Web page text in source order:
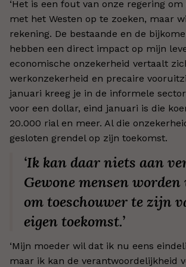
‘Het is een fout van onze regering
met het Westen op te zoeken, maar
rekening. De bestaande en de
hebben een direct impact op mijn
economische onzekerheid vertaalt
werkonzekerheid en precaire
januari kreeg je in de informele
voor een dollar, eind januari is die
20.000 rial en meer. Al die
gesloten grendel op zijn toekomst.
‘Ik kan daar niets aan
Gewone mensen
om toeschouwer te zijn
eigen toekomst.’
‘Mijn moeder wil dat ik nu eens
maar ik kan de verantwoordelijkheid